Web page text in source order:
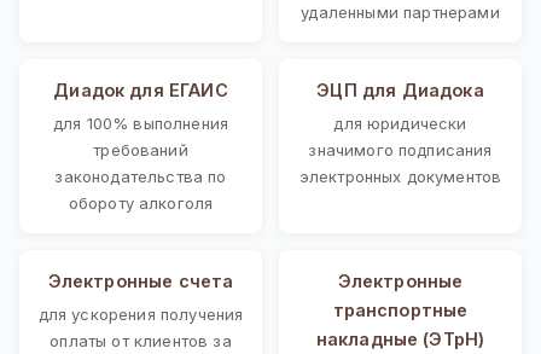
удаленными партнерами
Диадок для ЕГАИС
для 100% выполнения
требований
законодательства по
обороту алкоголя
ЭЦП для Диадока
для юридически
значимого подписания
электронных документов
Электронные счета
для ускорения получения
оплаты от клиентов за
Электронные
транспортные
накладные (ЭТрН)